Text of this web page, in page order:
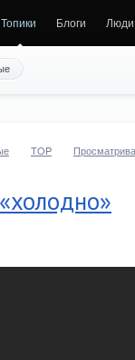
Топики Блоги Люди
TOP